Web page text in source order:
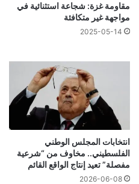
مقاومة غزة: شجاعة استثنائية في
مواجهة غير متكافئة
2025-05-14
انتخابات المجلس الوطني
الفلسطيني.. مخاوف من “شرعية
مفصلة” تعيد إنتاج الواقع القائم
2026-06-08